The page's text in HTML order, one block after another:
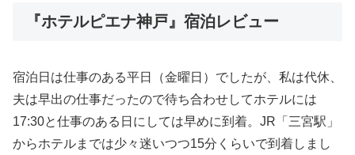
『ホテルピエナ神戸』宿泊レビュー
宿泊日は仕事のある平日（金曜日）でしたが、私は代休、
夫は早出の仕事だったので待ち合わせしてホテルには
17:30と仕事のある日にしては早めに到着。JR「三宮駅」
からホテルまでは少々迷いつつ15分くらいで到着しまし